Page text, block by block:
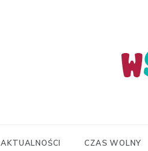
AKTUALNOŚCI CZAS WOLNY